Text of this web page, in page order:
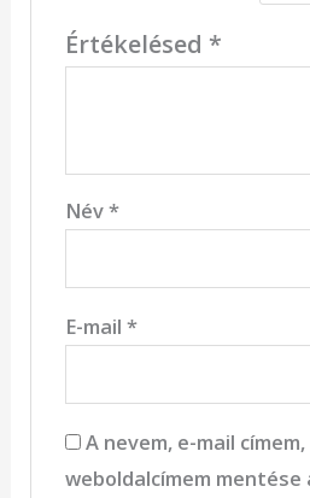
Értékelésed *
Név*
E-mail *
A nevem, e-mail címem,
weboldalcímem mentése